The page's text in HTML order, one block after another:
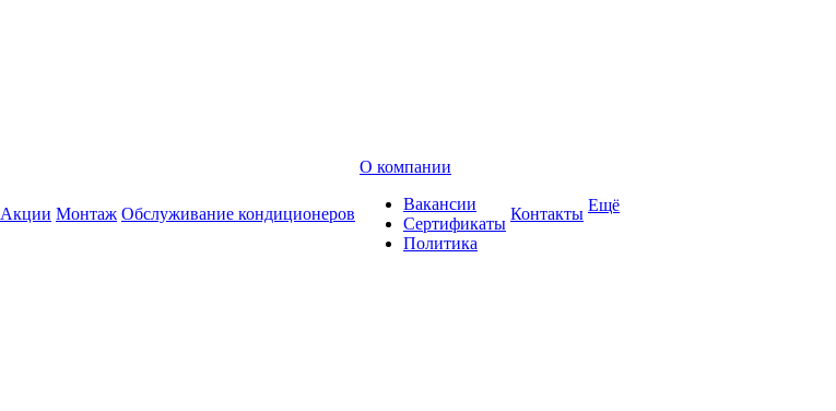
Акции Монтаж Обслуживание кондиционеров
О компании
Вакансии
Сертификаты
Политика
Контакты Ещё